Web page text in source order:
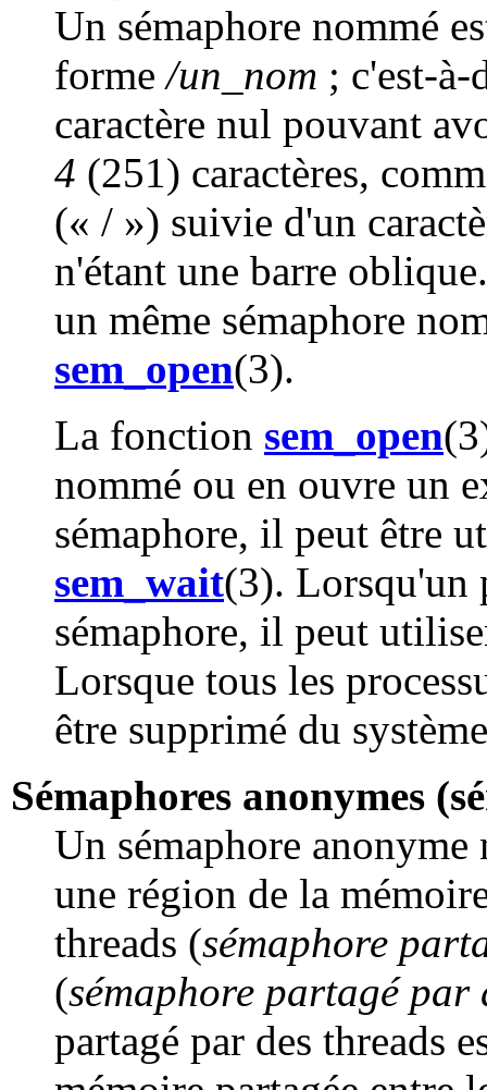
Un sémaphore nommé
forme/un_nom ; c'est-
caractère nul pouvant
4 (251) caractères,
(« / ») suivie d'un
n'étant une barre
un même sémaphore
sem_open(3).
La fonction sem_open
nommé ou en ouvre un
sémaphore, il peut être
sem_wait(3). Lorsqu'un
sémaphore, il peut
Lorsque tous les
être supprimé du
Sémaphores anonymes
Un sémaphore anonyme
une région de la
threads (sémaphore
(sémaphore partagé par
partagé par des threads